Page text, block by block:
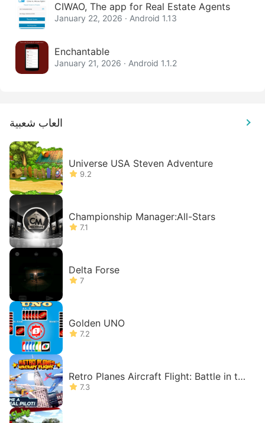
CIWAO, The app for Real Estate Agents
January 22, 2026 · Android 1.13
Enchantable
January 21, 2026 · Android 1.1.2
العاب شعبية
Universe USA Steven Adventure
9.2
Championship Manager:All-Stars
7.1
Delta Forse
7
Golden UNO
7.2
Retro Planes Aircraft Flight: Battle in the
Sky7.3